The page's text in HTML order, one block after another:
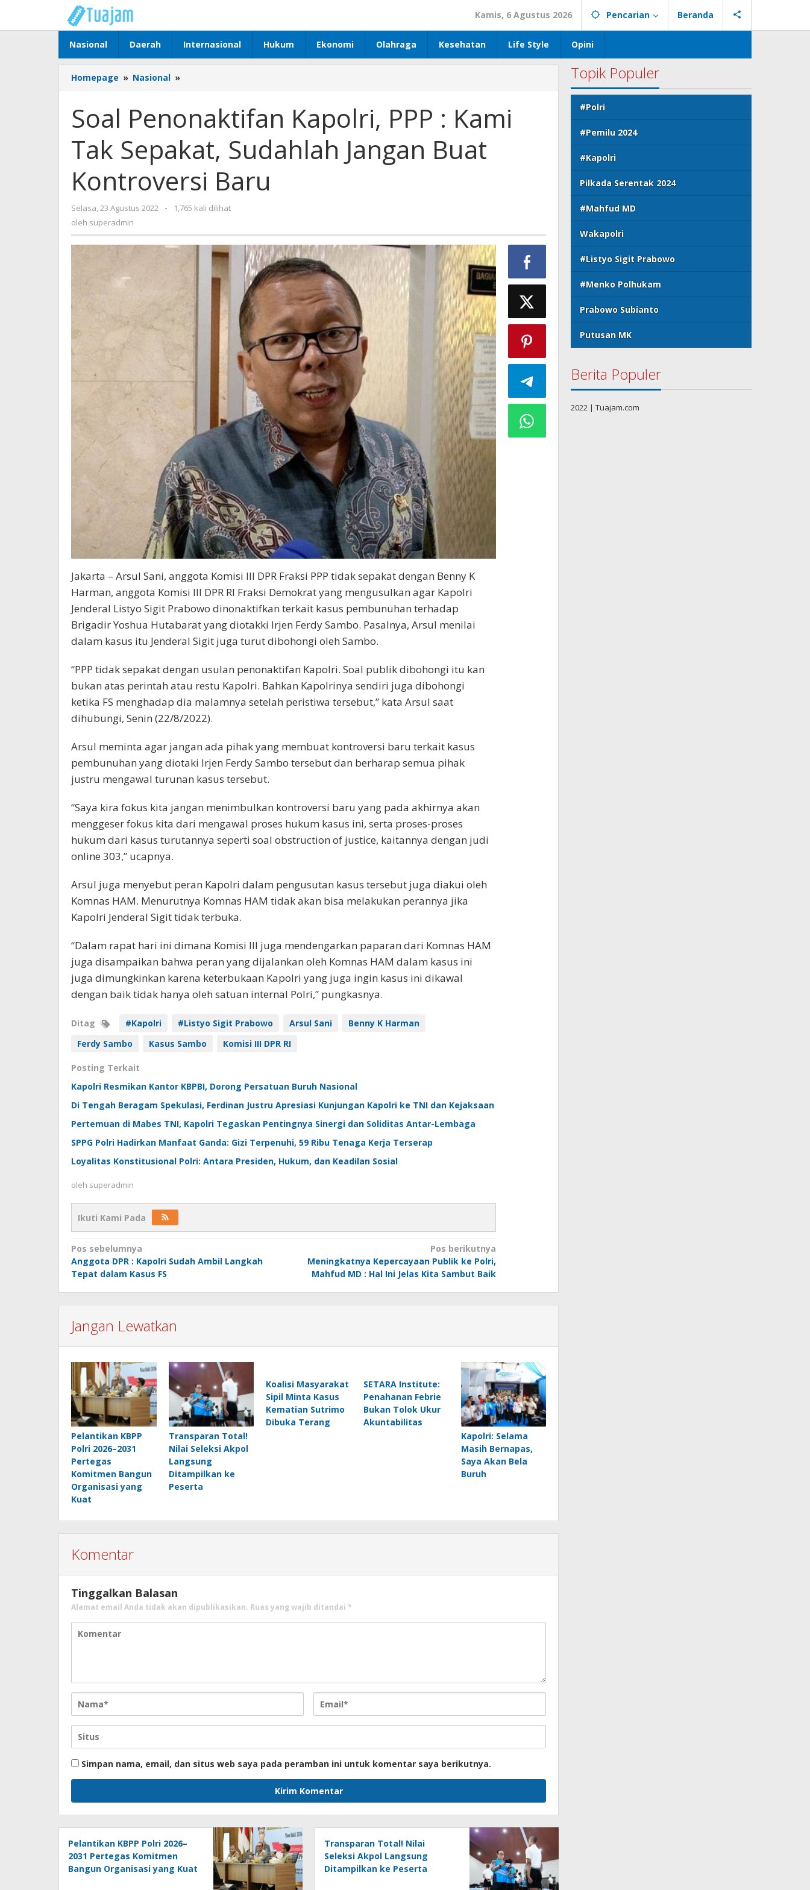
konten
Kamis, 6 Agustus 2026 Pencarian Beranda
Nasional Daerah Internasional Hukum Ekonomi Olahraga Kesehatan Life Style Opini
Homepage » Nasional »
Penonaktifan
PPP
:
Kami
Tak
Sepakat,
Sudahlah
Jangan
Buat
Soal Penonaktifan Kapolri, PPP : Kami
Tak Sepakat, Sudahlah Jangan Buat
Kontroversi Baru
Selasa, 23 Agustus 2022
oleh
-
1,765 kali dilihat
oleh superadmin
Jakarta – Arsul Sani, anggota Komisi III DPR Fraksi PPP tidak sepakat dengan Benny K
Harman, anggota Komisi III DPR RI Fraksi Demokrat yang mengusulkan agar Kapolri
Jenderal Listyo Sigit Prabowo dinonaktifkan terkait kasus pembunuhan terhadap
Brigadir Yoshua Hutabarat yang diotakki Irjen Ferdy Sambo. Pasalnya, Arsul menilai
dalam kasus itu Jenderal Sigit juga turut dibohongi oleh Sambo.
“PPP tidak sepakat dengan usulan penonaktifan Kapolri. Soal publik dibohongi itu kan
bukan atas perintah atau restu Kapolri. Bahkan Kapolrinya sendiri juga dibohongi
ketika FS menghadap dia malamnya setelah peristiwa tersebut,” kata Arsul saat
dihubungi, Senin (22/8/2022).
Arsul meminta agar jangan ada pihak yang membuat kontroversi baru terkait kasus
pembunuhan yang diotaki Irjen Ferdy Sambo tersebut dan berharap semua pihak
justru mengawal turunan kasus tersebut.
“Saya kira fokus kita jangan menimbulkan kontroversi baru yang pada akhirnya akan
menggeser fokus kita dari mengawal proses hukum kasus ini, serta proses-proses
hukum dari kasus turutannya seperti soal obstruction of justice, kaitannya dengan judi
online 303,” ucapnya.
Arsul juga menyebut peran Kapolri dalam pengusutan kasus tersebut juga diakui oleh
Komnas HAM. Menurutnya Komnas HAM tidak akan bisa melakukan perannya jika
Kapolri Jenderal Sigit tidak terbuka.
“Dalam rapat hari ini dimana Komisi III juga mendengarkan paparan dari Komnas HAM
juga disampaikan bahwa peran yang dijalankan oleh Komnas HAM dalam kasus ini
juga dimungkinkan karena keterbukaan Kapolri yang juga ingin kasus ini dikawal
dengan baik tidak hanya oleh satuan internal Polri,” pungkasnya.
Ditag #Kapolri #Listyo Sigit Prabowo Arsul Sani
Benny K Harman
Ferdy Sambo
Kasus Sambo Komisi III DPR RI
Posting Terkait
Kapolri Resmikan Kantor KBPBI, Dorong Persatuan Buruh Nasional
Di Tengah Beragam Spekulasi, Ferdinan Justru Apresiasi Kunjungan Kapolri ke TNI dan Kejaksaan
Pertemuan di Mabes TNI, Kapolri Tegaskan Pentingnya Sinergi dan Soliditas Antar-Lembaga
SPPG Polri Hadirkan Manfaat Ganda: Gizi Terpenuhi, 59 Ribu Tenaga Kerja Terserap
Loyalitas Konstitusional Polri: Antara Presiden, Hukum, dan Keadilan Sosial
oleh superadmin
Ikuti Kami Pada
Navigasi
pos
Pos sebelumnya
Anggota DPR : Kapolri Sudah Ambil Langkah
Tepat dalam Kasus FS
Pos berikutnya
Meningkatnya Kepercayaan Publik ke Polri,
Mahfud MD : Hal Ini Jelas Kita Sambut Baik
Jangan Lewatkan
Pelantikan KBPP
Polri 2026–2031
Pertegas
Komitmen Bangun
Organisasi yang
Kuat
Transparan Total!
Nilai Seleksi Akpol
Langsung
Ditampilkan ke
Peserta
Koalisi Masyarakat
Sipil Minta Kasus
Kematian Sutrimo
Dibuka Terang
SETARA Institute:
Penahanan Febrie
Bukan Tolok Ukur
Akuntabilitas
Kapolri: Selama
Masih Bernapas,
Saya Akan Bela
Buruh
Komentar
Tinggalkan Balasan
Alamat email Anda tidak akan dipublikasikan. Ruas yang wajib ditandai *
Simpan nama, email, dan situs web saya pada peramban ini untuk komentar saya berikutnya.
Pelantikan KBPP Polri 2026–
2031 Pertegas Komitmen
Bangun Organisasi yang Kuat
Transparan Total! Nilai
Seleksi Akpol Langsung
Ditampilkan ke Peserta
Topik Populer
#Polri
#Pemilu 2024
#Kapolri
Pilkada Serentak 2024
#Mahfud MD
Wakapolri
#Listyo Sigit Prabowo
#Menko Polhukam
Prabowo Subianto
Putusan MK
Berita Populer
2022 | Tuajam.com